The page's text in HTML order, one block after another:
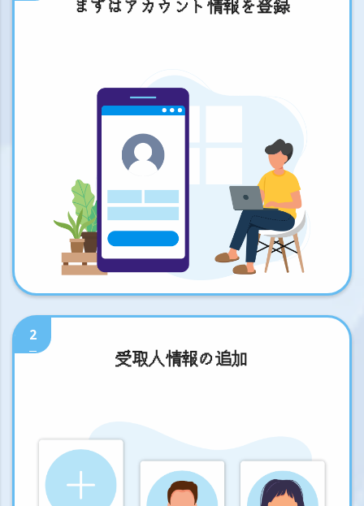
まずはアカウント情報を登録
2
受取人情報の追加